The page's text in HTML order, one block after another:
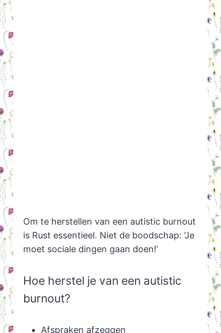
Om te herstellen van een autistic burnout
is Rust essentieel. Niet de boodschap: ‘Je
moet sociale dingen gaan doen!’
Hoe herstel je van een autistic
burnout?
Afspraken afzeggen